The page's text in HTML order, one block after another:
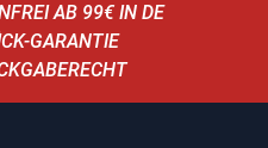
AB 99€ IN DE
GARANTIE